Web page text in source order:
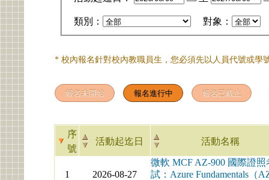
類別： 對象：
* 校內報名針對校內教職員生，您必須先以人員代號或學
序
號
活動起迄日 活動名稱
1 2026-08-27
微軟 MCF AZ-900 國際證照
試：Azure Fundamentals（